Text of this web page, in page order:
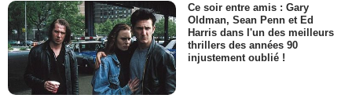
Ce soir entre amis : Gary
Oldman, Sean Penn et Ed
Harris dans l'un des meilleurs
thrillers des années 90
injustement oublié !